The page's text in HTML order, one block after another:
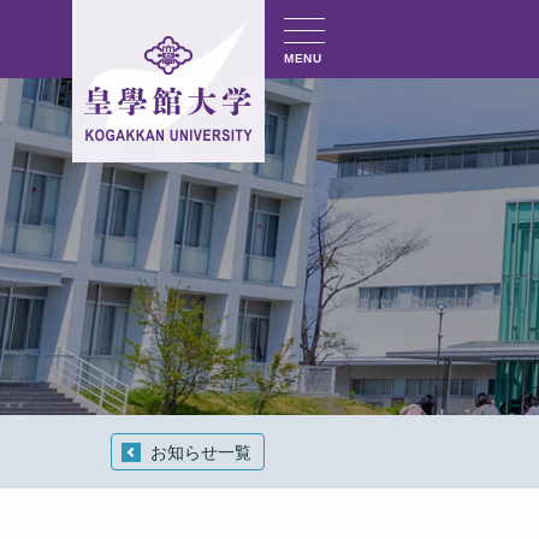
MENU
お知らせ一覧